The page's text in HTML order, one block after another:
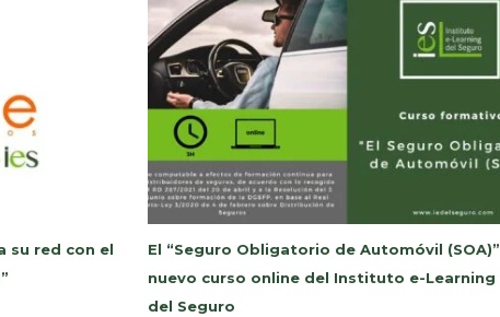
su red con el
El “Seguro Obligatorio de Automóvil (SOA)”
nuevo curso online del Instituto e-Learning
del Seguro